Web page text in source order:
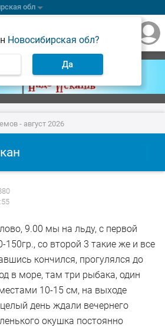
обл
Новосибирская обл?
Да
- август 2026
9.00 мы на льду, с первой
150гр., со второй 3 такие же и все
кончился, прогулялся до
в море, там три рыбака, один
10-15 см, на выходе
день ждали вечернего
окушка постоянно